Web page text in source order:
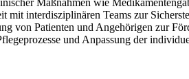
mit interdisziplinären Teams zur
von Patienten und Angehörigen zur
und Anpassung der